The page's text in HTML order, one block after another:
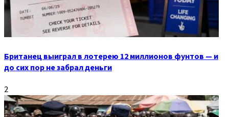
Британец выиграл в лотерею 12 миллионов фунтов — и
до сих пор не забрал деньги
2